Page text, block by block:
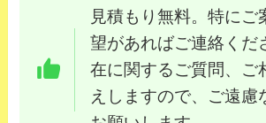
見積もり無料。特にご
望があればご連絡く
在に関するご質問、ご
えしますので、ご遠慮